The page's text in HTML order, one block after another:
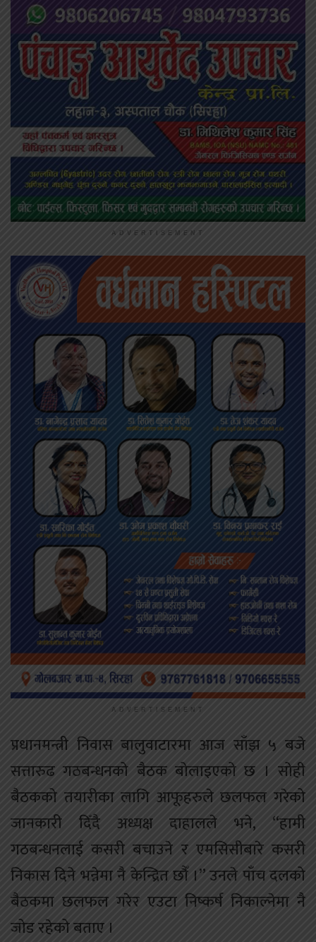
ADVERTISEMENT
ADVERTISEMENT
प्रधानमन्त्री निवास बालुवाटारमा आज साँझ ५ बजे
सत्तारुढ गठबन्धनको बैठक बोलाइएको छ । सोही
बैठकको तयारीका लागि आफूहरुले छलफल गरेको
जानकारी दिँदै अध्यक्ष दाहालले भने, “हामी
गठबन्धनलाई कसरी बचाउने र एमसिसीबारे कसरी
निकास दिने भन्नेमा नै केन्द्रित छौँ ।” उनले पाँच दलको
बैठकमा छलफल गरेर एउटा निष्कर्ष निकाल्नेमा नै
जोड रहेको बताए ।